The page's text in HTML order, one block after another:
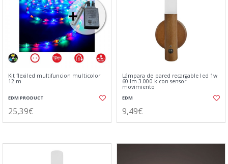
Kit flexiled multifuncion multicolor
12 m
EDM PRODUCT
25,39€
Lámpara de pared recargable led 1w
60 lm 3.000 k con sensor
movimiento
EDM
9,49€